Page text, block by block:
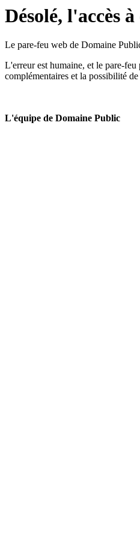
Désolé, l'accès
Le pare-feu web de Domaine
L'erreur est humaine, et le pare-
complémentaires et la possibilité
L'équipe de Domaine Public